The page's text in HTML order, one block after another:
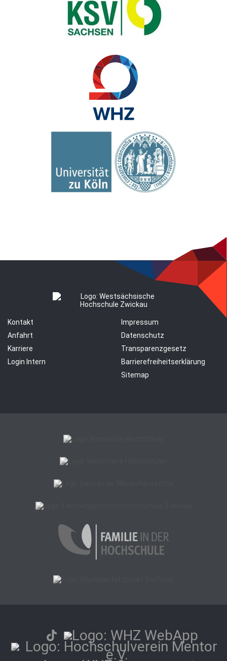
Kontakt
Anfahrt
Karriere
Login Intern
Impressum
Datenschutz
Transparenzgesetz
Barrierefreiheitserklärung
Sitemap